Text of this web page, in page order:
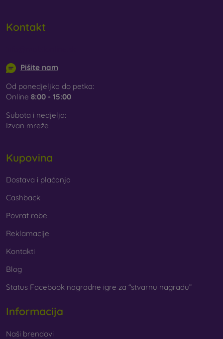
Kontakt
Pišite nam
Od ponedjeljka do petka:
Online 8:00 - 15:00
Subota i nedjelja:
Izvan mreže
Kupovina
Dostava i plaćanja
Cashback
Povrat robe
Reklamacije
Kontakti
Blog
Status Facebook nagradne igre za “stvarnu nagradu”
Informacija
Naši brendovi